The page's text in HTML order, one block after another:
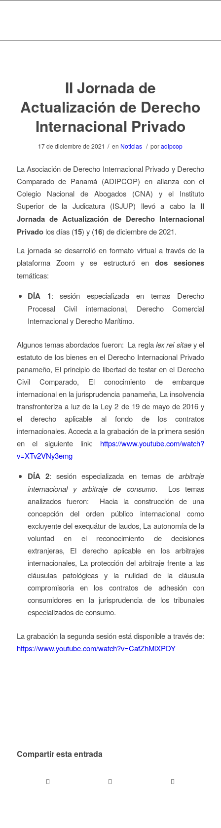
II Jornada de
Actualización de Derecho
Internacional Privado
17 de diciembre de 2021 / en Noticias / poradipcop
La Asociación de Derecho Internacional Privado y Derecho
Comparado de Panamá (ADIPCOP) en alianza con el
Colegio Nacional de Abogados (CNA) y el Instituto
Superior de la Judicatura (ISJUP) llevó a cabo la II
Jornada de Actualización de Derecho Internacional
Privado los días (15) y (16) de diciembre de 2021.
La jornada se desarrolló en formato virtual a través de la
plataforma Zoom y se estructuró endos sesiones
temáticas:
DÍA 1: sesión especializada en temas Derecho
Procesal Civil internacional, Derecho Comercial
Internacional y Derecho Marítimo.
Algunos temas abordados fueron: La reglalex rei sitaey el
estatuto de los bienes en el Derecho Internacional Privado
panameño, El principio de libertad de testar en el Derecho
Civil Comparado, El conocimiento de embarque
internacional en la jurisprudencia panameña, La insolvencia
transfronteriza a luz de la Ley 2 de 19 de mayo de 2016 y
el derecho aplicable al fondo de los contratos
internacionales. Acceda a la grabación de la primera sesión
en el siguiente link: https://www.youtube.com/watch?
v=XTv2VNy3emg
DÍA 2: sesión especializada en temas dearbitraje
internacional y arbitraje de consumo. Los temas
analizados fueron: Hacia la construcción de una
concepción del orden público internacional como
excluyente del exequátur de laudos, La autonomía de la
voluntad en el reconocimiento de decisiones
extranjeras, El derecho aplicable en los arbitrajes
internacionales, La protección del arbitraje frente a las
cláusulas patológicas y la nulidad de la cláusula
compromisoria en los contratos de adhesión con
consumidores en la jurisprudencia de los tribunales
especializados de consumo.
La grabación la segunda sesión está disponible a través de:
https://www.youtube.com/watch?v=CafZhMlXPDY
Compartir esta entrada